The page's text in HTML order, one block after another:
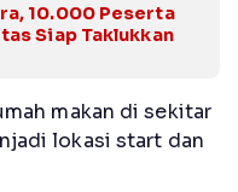
10.000 Peserta
Siap Taklukkan
makan di sekitar
lokasi start dan